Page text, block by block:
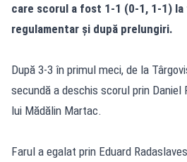
care scorul a fost 1-1 (0-1, 1-1)
regulamentar și după prelungiri.
După 3-3 în primul meci, de la
secundă a deschis scorul prin Daniel
lui Mădălin Martac.
Farul a egalat prin Eduard